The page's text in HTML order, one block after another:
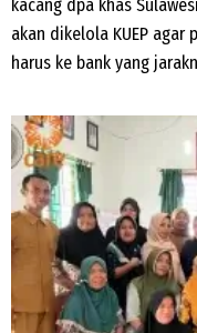
kacang dpa khas
akan dikelola KUEP
harus ke bank yang